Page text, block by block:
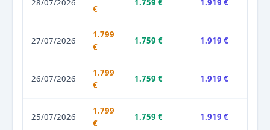
28/07/2026
€
1.759 € 1.919 €
27/07/2026
1.799
€
1.759 € 1.919 €
26/07/2026
1.799
€
1.759 € 1.919 €
25/07/2026
1.799
€
1.759 € 1.919 €